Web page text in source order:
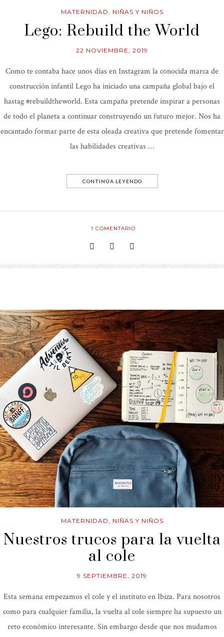
MATERNIDAD, NIÑAS Y NIÑOS
Lego: Rebuild the World
22 NOVIEMBRE, 2019
Como te contaba hace unos días en Instagram la conocida marca de
construcción infantil Lego ha iniciado una campaña global bajo el
hastag #rebuildtheworld. Esta campaña pretende inspirar a personas
de todo el planeta a continuar construyendo un futuro mejor. Nos ha
encantado formar parte de esta oleada creativa que pretende fomentar
las habilidades creativas …
CONTINÚA LEYENDO
1 COMENTARIO
MATERNIDAD, NIÑAS Y NIÑOS
Nuestros trucos para la vuelta
al cole
9 SEPTIEMBRE, 2019
Esta semana empezamos el cole y el instituto en Ibiza. Para nosotros
como para cualquier familia, la vuelta al cole siempre ha supuesto un
reto económico interesante. Sin embargo desde que nos mudamos